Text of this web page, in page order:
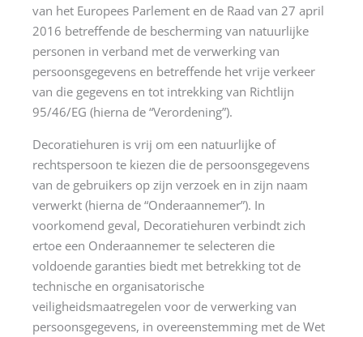
van het Europees Parlement en de Raad van 27 april
2016 betreffende de bescherming van natuurlijke
personen in verband met de verwerking van
persoonsgegevens en betreffende het vrije verkeer
van die gegevens en tot intrekking van Richtlijn
95/46/EG (hierna de “Verordening”).
Decoratiehuren is vrij om een natuurlijke of
rechtspersoon te kiezen die de persoonsgegevens
van de gebruikers op zijn verzoek en in zijn naam
verwerkt (hierna de “Onderaannemer”). In
voorkomend geval, Decoratiehuren verbindt zich
ertoe een Onderaannemer te selecteren die
voldoende garanties biedt met betrekking tot de
technische en organisatorische
veiligheidsmaatregelen voor de verwerking van
persoonsgegevens, in overeenstemming met de Wet